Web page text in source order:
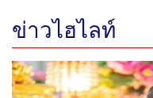
ข่าวไฮไลท์